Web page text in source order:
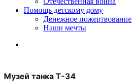
Помощь детскому дому
Денежное пожертвование
Наши мечты
Музей танка Т-34